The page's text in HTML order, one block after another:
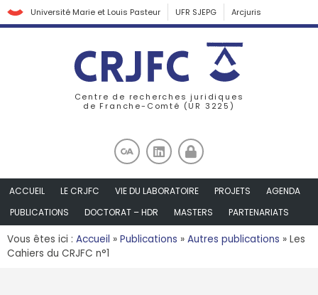
Université Marie et Louis Pasteur UFR SJEPG Arcjuris
Centre de recherches juridiques
de Franche-Comté (UR 3225)
ACCUEIL LE CRJFC VIE DU LABORATOIRE PROJETS
AGENDA
PUBLICATIONS
DOCTORAT – HDR MASTERS PARTENARIATS
Vous êtes ici : Accueil » Publications » Autres publications » Les
Cahiers du CRJFC n°1